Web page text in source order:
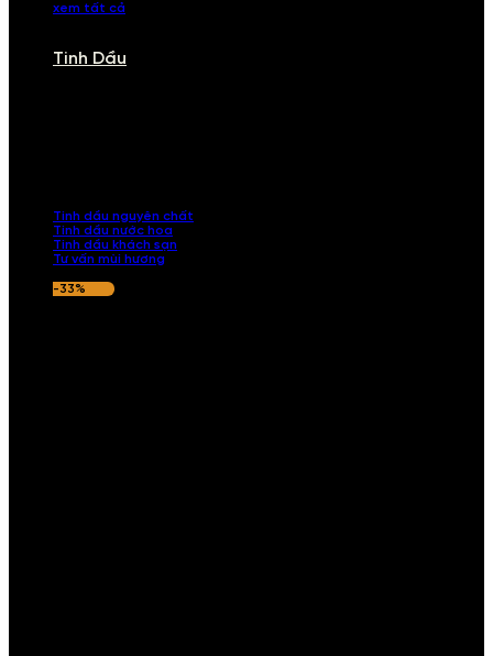
xem tất cả
Tinh Dầu
Tinh dầu nguyên chất
Tinh dầu nước hoa
Tinh dầu khách sạn
Tư vấn mùi hương
-33%